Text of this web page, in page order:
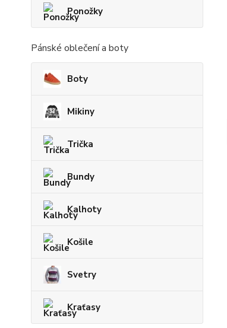
Ponožky
Pánské oblečení a boty
Boty
Mikiny
Trička
Bundy
Kalhoty
Košile
Svetry
Kraťasy